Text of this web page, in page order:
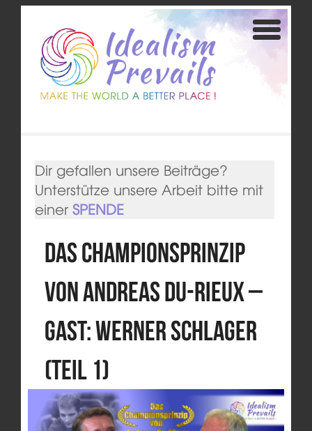
Dir gefallen unsere Beiträge?
Unterstütze unsere Arbeit bitte mit
einer SPENDE
Das Championsprinzip
von Andreas Du-Rieux –
Gast: Werner Schlager
(Teil 1)